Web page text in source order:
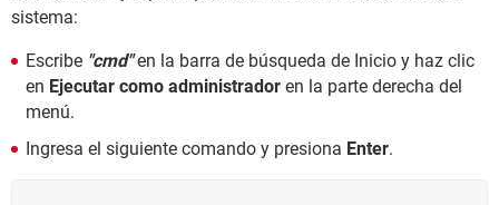
sistema:
Escribe "cmd"en la barra de búsqueda de Inicio y haz clic
en Ejecutar como administrador en la parte derecha del
menú.
Ingresa el siguiente comando y presiona Enter.